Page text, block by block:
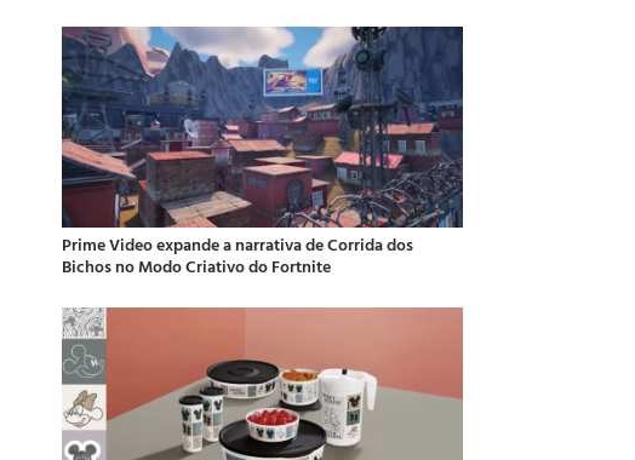
Prime Video expande a narrativa de Corrida dos
Bichos no Modo Criativo do Fortnite